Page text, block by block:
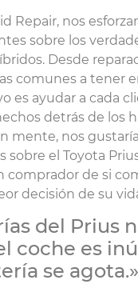
Repair, nos
sobre los
Desde
comunes a tener
es ayudar a cada
detrás de los
mente, nos
sobre el Toyota
comprador de si
decisión de su
del Prius
coche es
se agota.»